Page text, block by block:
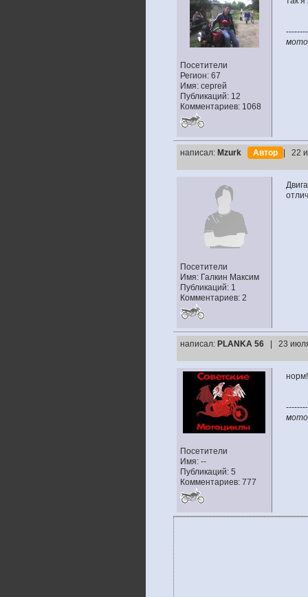
Посетители
Регион: 67
Имя: сергей
Публикаций: 12
Комментариев: 1068
написал: Mzurk Автор | 22
Посетители
Имя: Галкин Максим
Публикаций: 1
Комментариев: 2
написал: PLANKA 56 | 23
Посетители
Имя: --
Публикаций: 5
Комментариев: 777